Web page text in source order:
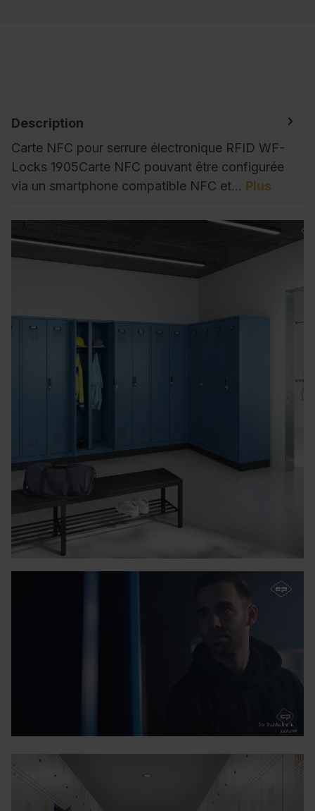
Description
Carte NFC pour serrure électronique RFID WF-
Locks 1905Carte NFC pouvant être configurée
via un smartphone compatible NFC et… Plus